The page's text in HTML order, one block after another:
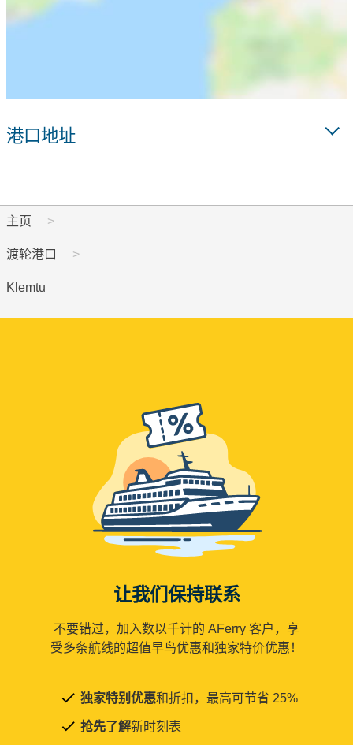
港口地址
主页
渡轮港口
Klemtu
让我们保持联系
不要错过，加入数以千计的 AFerry 客户，享
受多条航线的超值早鸟优惠和独家特价优惠！
独家特别优惠和折扣，最高可节省 25%
抢先了解新时刻表